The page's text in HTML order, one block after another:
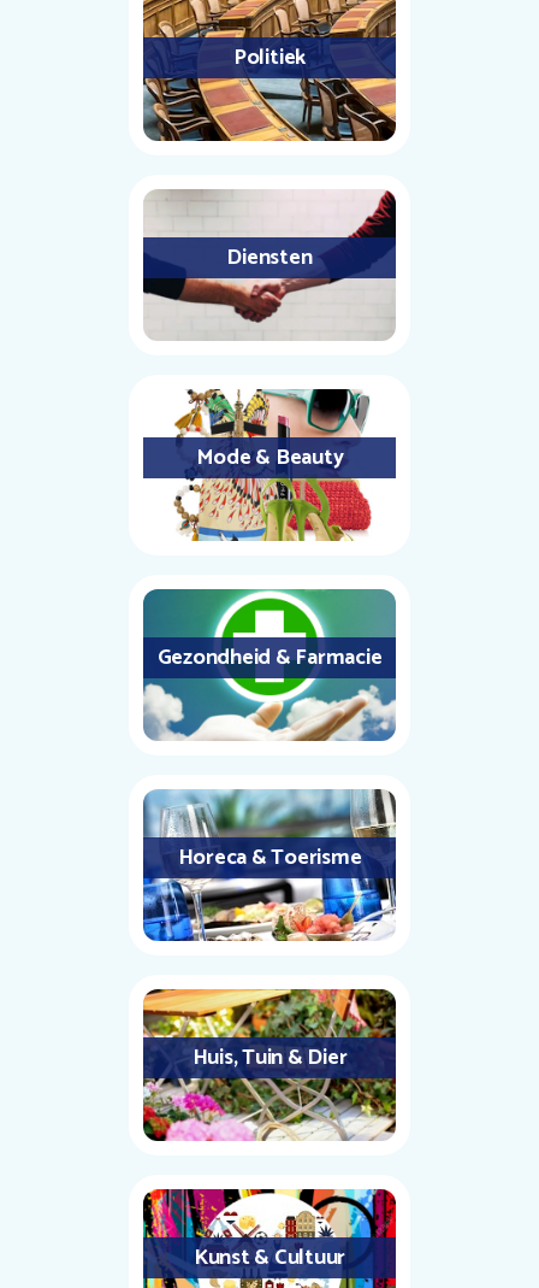
Politiek
Diensten
Mode & Beauty
Gezondheid & Farmacie
Horeca & Toerisme
Huis, Tuin & Dier
Kunst & Cultuur